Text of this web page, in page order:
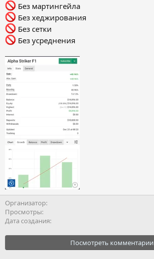
Без мартингейла
Без хеджирования
Без сетки
Без усреднения
Организатор
Просмотры
Дата создания
Посмотреть комментарии